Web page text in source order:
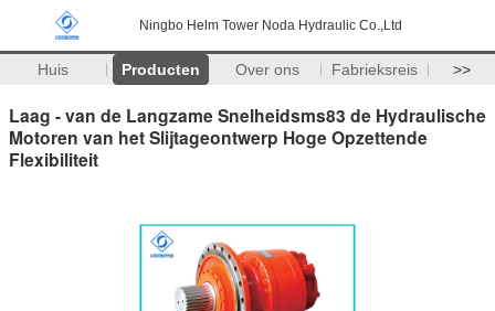
Ningbo Helm Tower Noda Hydraulic Co.,Ltd
Huis Producten Over ons Fabrieksreis >>
Laag - van de Langzame Snelheidsms83 de Hydraulische
Motoren van het Slijtageontwerp Hoge Opzettende
Flexibiliteit